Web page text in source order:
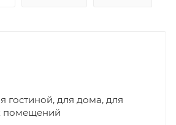
гостиной, для дома, для
помещений